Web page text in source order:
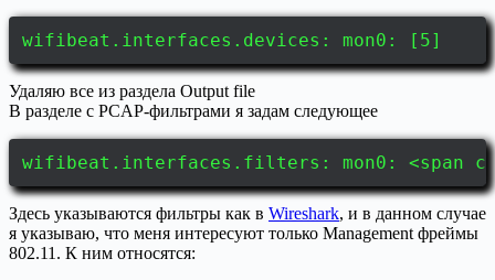
wifibeat.interfaces.devices: mon0: [5]
Удаляю все из раздела Output file
В разделе с PCAP-фильтрами я задам следующее
wifibeat.interfaces.filters: mon0: <span
Здесь указываются фильтры как в Wireshark, и в данном случае
я указываю, что меня интересуют только Management фреймы
802.11. К ним относятся: